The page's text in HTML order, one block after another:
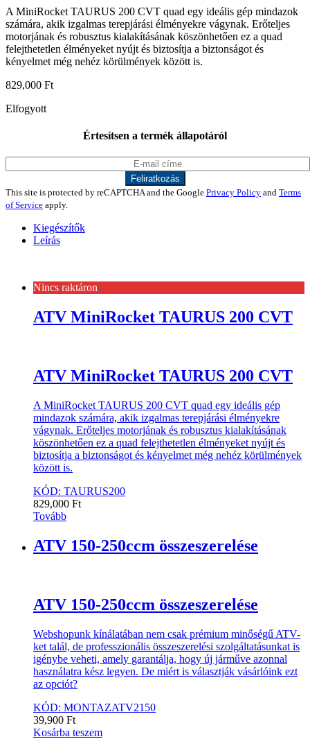
A MiniRocket TAURUS 200 CVT quad egy ideális gép mindazok
számára, akik izgalmas terepjárási élményekre vágynak. Erőteljes
motorjának és robusztus kialakításának köszönhetően ez a quad
felejthetetlen élményeket nyújt és biztosítja a biztonságot és
kényelmet még nehéz körülmények között is.
829,000 Ft
Elfogyott
Értesítsen a termék állapotáról
This site is protected by reCAPTCHA and the Google Privacy Policy and Terms
of Service apply.
Kiegészítők
Leírás
Nincs raktáron
ATV MiniRocket TAURUS 200 CVT
ATV MiniRocket TAURUS 200 CVT
A MiniRocket TAURUS 200 CVT quad egy ideális gép
mindazok számára, akik izgalmas terepjárási élményekre
vágynak. Erőteljes motorjának és robusztus kialakításának
köszönhetően ez a quad felejthetetlen élményeket nyújt és
biztosítja a biztonságot és kényelmet még nehéz körülmények
között is.
KÓD: TAURUS200
829,000 Ft
Tovább
ATV 150-250ccm összeszerelése
ATV 150-250ccm összeszerelése
Webshopunk kínálatában nem csak prémium minőségű ATV-
ket talál, de professzionális összeszerelési szolgáltatásunkat is
igénybe veheti, amely garantálja, hogy új járműve azonnal
használatra kész legyen. De miért is választják vásárlóink ezt
az opciót?
KÓD: MONTAZATV2150
39,900 Ft
Kosárba teszem